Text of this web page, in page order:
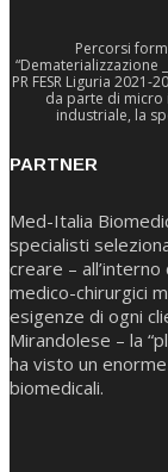
Percorsi
“Dematerializzazione
PR FESR Liguria
da parte di micro
industriale, la
PARTNER
Med-Italia
specialisti
creare –
medico-chirurgici
esigenze di ogni
Mirandolese – la
ha visto un
biomedicali.